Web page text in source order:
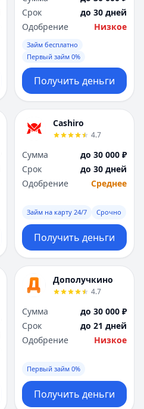
Севастополь
Сочи
Сургут
Т
Тольятти
Томск
Тула
Тюмень
Ульяновск
Х
Ч
Челябинск
Чита
Я
Ярославль
Севастополь
Сочи
Сургут
Т
Тольятти
Томск
Тула
Тюмень
Ульяновск
Х
Ч
Челябинск
Чита
Я
Ярославль
Срок
до 30 дней
Одобрение
Низкое
Займ бесплатно
Первый займ 0%
Получить деньги
Cashiro
4.7
Сумма
до 30 000 ₽
Срок
до 30 дней
Одобрение
Среднее
Займ на карту 24/7 Срочно
Получить деньги
Дополучкино
4.7
Сумма
до 30 000 ₽
Срок
до 21 дней
Одобрение
Низкое
Первый займ 0%
Получить деньги